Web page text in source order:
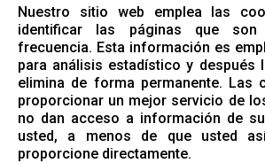
Nuestro sitio web emplea las
identificar las páginas que
frecuencia. Esta información es
para análisis estadístico y después
elimina de forma permanente. Las
proporcionar un mejor servicio de
no dan acceso a información de
usted, a menos de que usted
proporcione directamente.